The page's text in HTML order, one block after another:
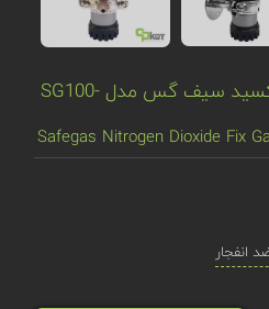
دتکتور گاز نیتروژن دی اکسید سیف گس مدل SG100-
Safegas Nitrogen Dioxide Fix
انفجار